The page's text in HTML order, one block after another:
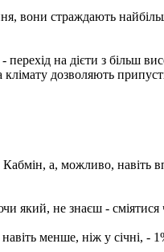
вони страждають
на дієти з більш
клімату дозволяють
а, можливо, навіть
який, не знаєш - сміятися
менше, ніж у січні, -